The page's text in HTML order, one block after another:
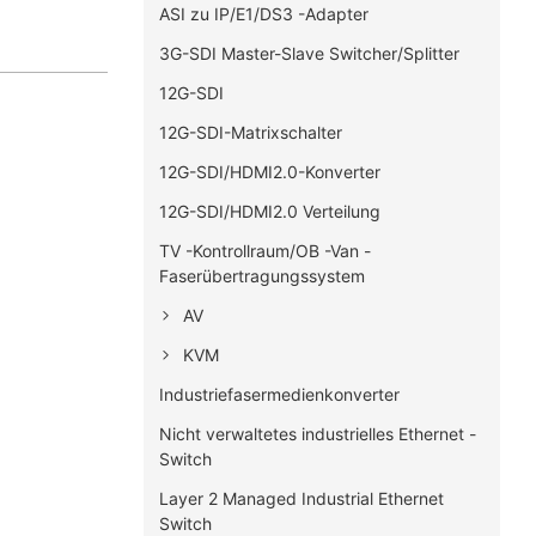
ASI zu IP/E1/DS3 -Adapter
3G-SDI Master-Slave Switcher/Splitter
12G-SDI
12G-SDI-Matrixschalter
12G-SDI/HDMI2.0-Konverter
12G-SDI/HDMI2.0 Verteilung
TV -Kontrollraum/OB -Van -
Faserübertragungssystem
AV
KVM
Industriefasermedienkonverter
Nicht verwaltetes industrielles Ethernet -
Switch
Layer 2 Managed Industrial Ethernet
Switch